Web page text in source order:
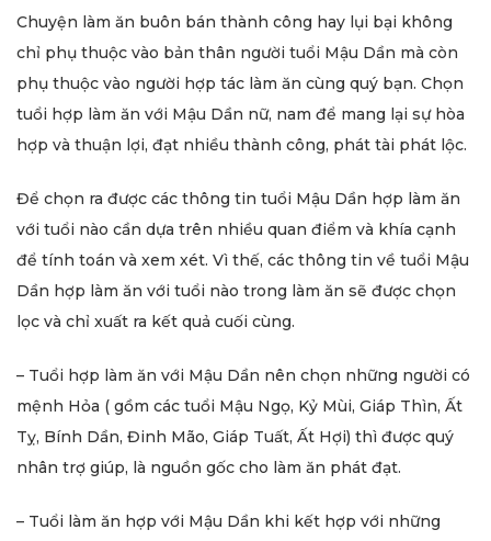
Chuyện làm ăn buôn bán thành công hay lụi bại không
chỉ phụ thuộc vào bản thân người tuổi Mậu Dần mà còn
phụ thuộc vào người hợp tác làm ăn cùng quý bạn. Chọn
tuổi hợp làm ăn với Mậu Dần nữ, nam để mang lại sự hòa
hợp và thuận lợi, đạt nhiều thành công, phát tài phát lộc.
Để chọn ra được các thông tin tuổi Mậu Dần hợp làm ăn
với tuổi nào cần dựa trên nhiều quan điểm và khía cạnh
để tính toán và xem xét. Vì thế, các thông tin về tuổi Mậu
Dần hợp làm ăn với tuổi nào trong làm ăn sẽ được chọn
lọc và chỉ xuất ra kết quả cuối cùng.
– Tuổi hợp làm ăn với Mậu Dần nên chọn những người có
mệnh Hỏa ( gồm các tuổi Mậu Ngọ, Kỷ Mùi, Giáp Thìn, Ất
Tỵ, Bính Dần, Đinh Mão, Giáp Tuất, Ất Hợi) thì được quý
nhân trợ giúp, là nguồn gốc cho làm ăn phát đạt.
– Tuổi làm ăn hợp với Mậu Dần khi kết hợp với những